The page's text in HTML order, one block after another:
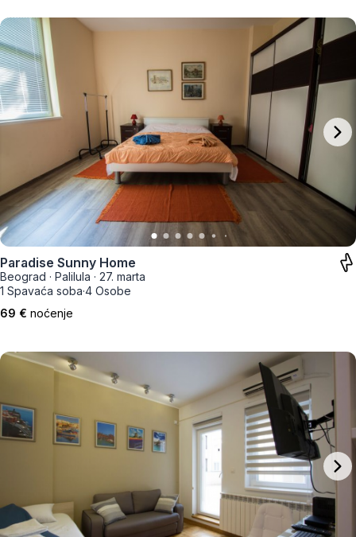
Paradise Sunny Home
Beograd · Palilula · 27. marta
1 Spavaća soba·4 Osobe
69 € noćenje